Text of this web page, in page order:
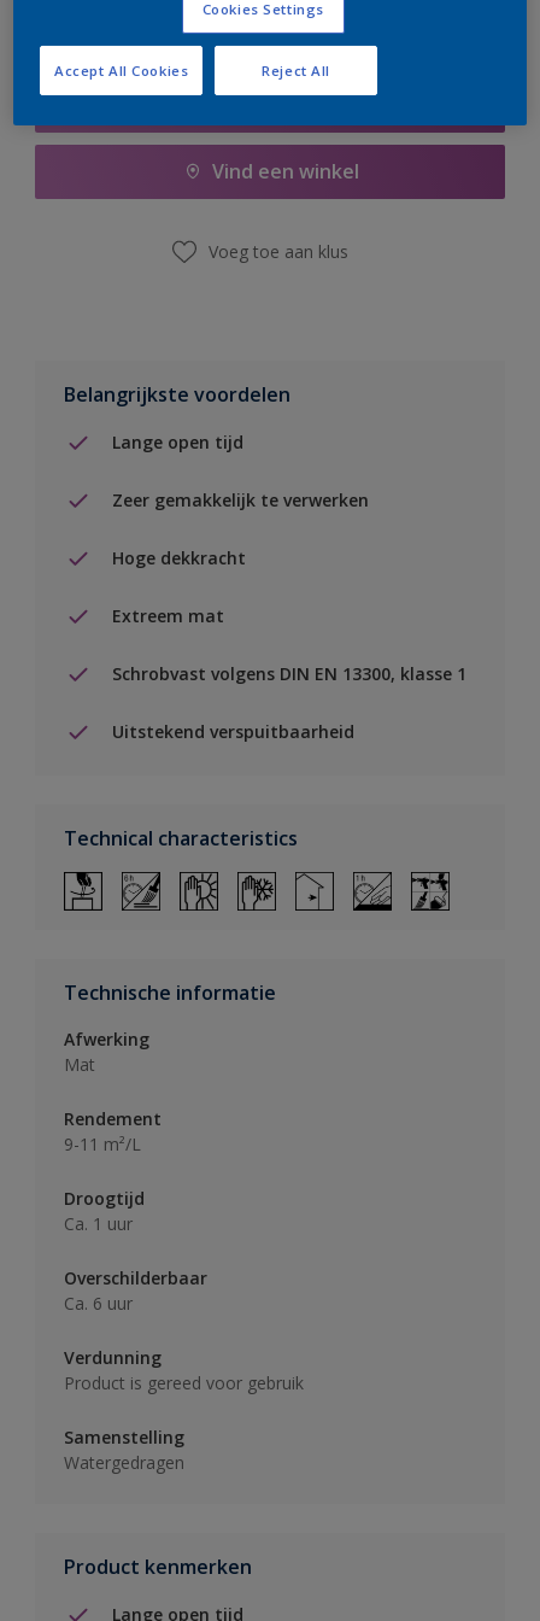
Vind een winkel
Voeg toe aan klus
Belangrijkste voordelen
Lange open tijd
Zeer gemakkelijk te verwerken
Hoge dekkracht
Extreem mat
Schrobvast volgens DIN EN 13300, klasse 1
Uitstekend verspuitbaarheid
Technical characteristics
Technische informatie
Afwerking
Mat
Rendement
9-11 m²/L
Droogtijd
Ca. 1 uur
Overschilderbaar
Ca. 6 uur
Verdunning
Product is gereed voor gebruik
Samenstelling
Watergedragen
Product kenmerken
Lange open tijd
Cookies Settings
Reject All
Accept All Cookies